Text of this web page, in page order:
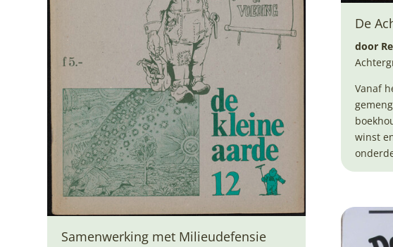
De
door
Vanaf
winst
Samenwerking met Milieudefensie